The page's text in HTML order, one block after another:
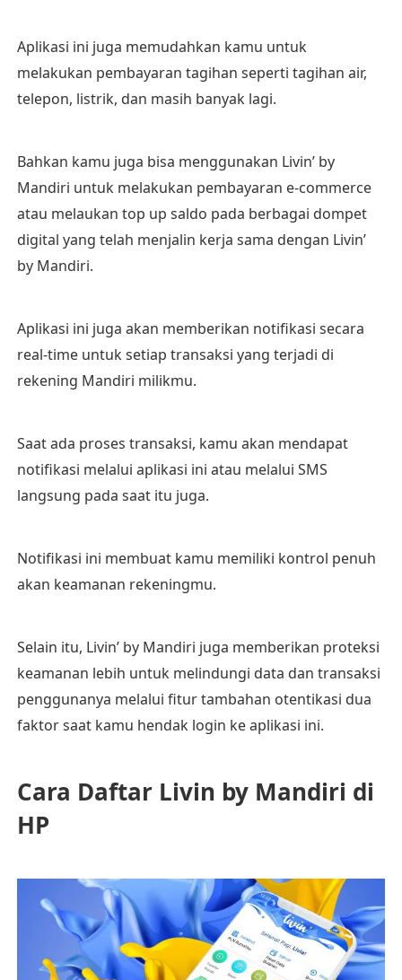
Aplikasi ini juga memudahkan kamu untuk
melakukan pembayaran tagihan seperti tagihan air,
telepon, listrik, dan masih banyak lagi.
Bahkan kamu juga bisa menggunakan Livin’ by
Mandiri untuk melakukan pembayaran e-commerce
atau melaukan top up saldo pada berbagai dompet
digital yang telah menjalin kerja sama dengan Livin’
by Mandiri.
Aplikasi ini juga akan memberikan notifikasi secara
real-time untuk setiap transaksi yang terjadi di
rekening Mandiri milikmu.
Saat ada proses transaksi, kamu akan mendapat
notifikasi melalui aplikasi ini atau melalui SMS
langsung pada saat itu juga.
Notifikasi ini membuat kamu memiliki kontrol penuh
akan keamanan rekeningmu.
Selain itu, Livin’ by Mandiri juga memberikan proteksi
keamanan lebih untuk melindungi data dan transaksi
penggunanya melalui fitur tambahan otentikasi dua
faktor saat kamu hendak login ke aplikasi ini.
Cara Daftar Livin by Mandiri di
HP